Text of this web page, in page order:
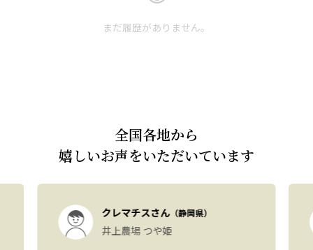
まだ履歴がありません。
全国各地から
嬉しいお声をいただいています
クレマチスさん（静岡県）
井上農場 つや姫